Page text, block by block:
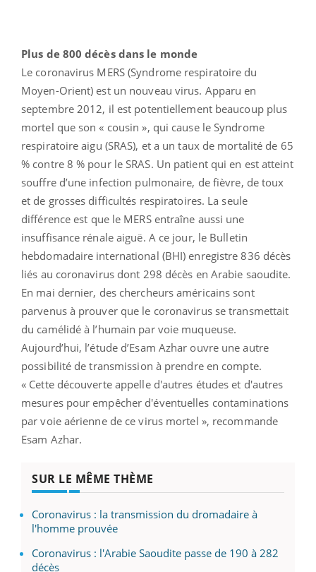
Plus de 800 décès dans le monde
Le coronavirus MERS (Syndrome respiratoire du
Moyen-Orient) est un nouveau virus. Apparu en
septembre 2012, il est potentiellement beaucoup plus
mortel que son « cousin », qui cause le Syndrome
respiratoire aigu (SRAS), et a un taux de mortalité de 65
% contre 8 % pour le SRAS. Un patient qui en est atteint
souffre d’une infection pulmonaire, de fièvre, de toux
et de grosses difficultés respiratoires. La seule
différence est que le MERS entraîne aussi une
insuffisance rénale aiguë. A ce jour, le Bulletin
hebdomadaire international (BHI) enregistre 836 décès
liés au coronavirus dont 298 décès en Arabie saoudite.
En mai dernier, des chercheurs américains sont
parvenus à prouver que le coronavirus se transmettait
du camélidé à l’humain par voie muqueuse.
Aujourd’hui, l’étude d’Esam Azhar ouvre une autre
possibilité de transmission à prendre en compte.
« Cette découverte appelle d'autres études et d'autres
mesures pour empêcher d'éventuelles contaminations
par voie aérienne de ce virus mortel », recommande
Esam Azhar.
SUR LE MÊME THÈME
Coronavirus : la transmission du dromadaire à
l'homme prouvée
Coronavirus : l'Arabie Saoudite passe de 190 à 282
décès